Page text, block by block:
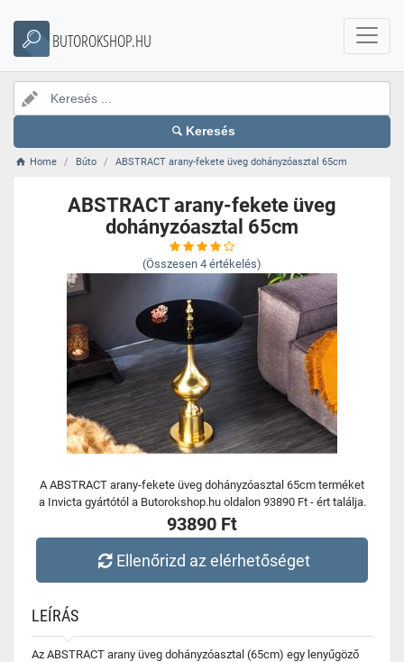
BUTOROKSHOP.HU
Keresés
Home Búto ABSTRACT arany-fekete üveg dohányzóasztal 65cm
ABSTRACT arany-fekete üveg
dohányzóasztal 65cm
(Összesen 4 értékelés)
A ABSTRACT arany-fekete üveg dohányzóasztal 65cm terméket
a Invicta gyártótól a Butorokshop.hu oldalon 93890 Ft - ért találja.
93890 Ft
Ellenőrizd az elérhetőséget
LEÍRÁS
Az ABSTRACT arany üveg dohányzóasztal (65cm) egy lenyűgöző